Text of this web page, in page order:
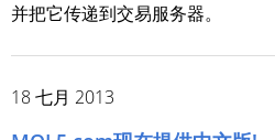
并把它传递到交易服务器。
18 七月 2013